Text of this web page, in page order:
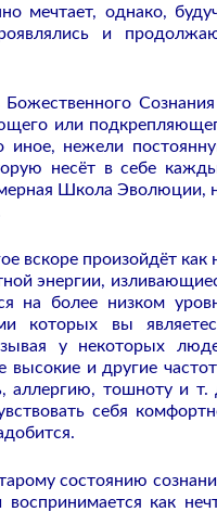
мечтает, однако,
и
или
иное, нежели
несёт в себе
Школа Эволюции,
вскоре произойдёт как
энергии,
на более низком
которых вы
у некоторых
высокие и другие
аллергию, тошноту и т.
себя
состоянию
как